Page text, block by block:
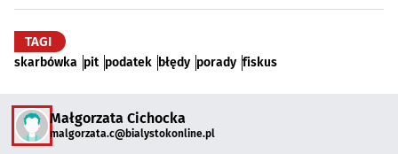
TAGI
skarbówka pit podatek błędy porady fiskus
Małgorzata Cichocka
malgorzata.c@bialystokonline.pl